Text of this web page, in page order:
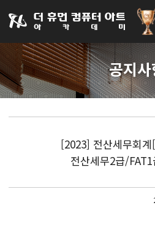
031-252-7277 수원캠퍼스
회
공지
[2023] 전산세무회
전산세무2급/
아카데미소개
인사말
시설안내